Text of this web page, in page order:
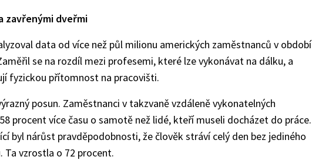
zavřenými dveřmi
data od více než půl milionu amerických zaměstnanců v období
se na rozdíl mezi profesemi, které lze vykonávat na dálku, a
fyzickou přítomnost na pracovišti.
posun. Zaměstnanci v takzvaně vzdáleně vykonatelných
procent více času o samotě než lidé, kteří museli docházet do práce.
byl nárůst pravděpodobnosti, že člověk stráví celý den bez jediného
vzrostla o 72 procent.